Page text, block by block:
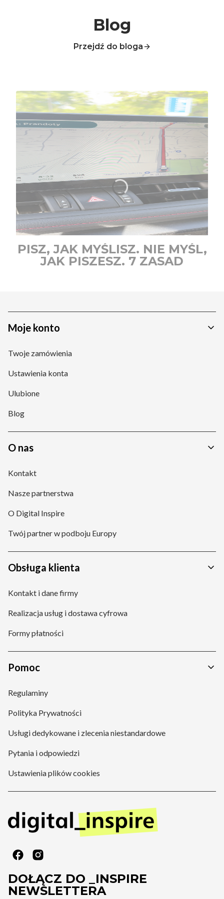
Blog
Przejdź do bloga
PISZ, JAK MYŚLISZ. NIE MYŚL,
JAK PISZESZ. 7 ZASAD
Linki w stopce
Moje konto
Twoje zamówienia
Ustawienia konta
Ulubione
Blog
O nas
Kontakt
Nasze partnerstwa
O Digital Inspire
Twój partner w podboju Europy
Obsługa klienta
Kontakt i dane firmy
Realizacja usług i dostawa cyfrowa
Formy płatności
Pomoc
Regulaminy
Polityka Prywatności
Usługi dedykowane i zlecenia niestandardowe
Pytania i odpowiedzi
Ustawienia plików cookies
DOŁĄCZ DO _INSPIRE
NEWSLETTERA